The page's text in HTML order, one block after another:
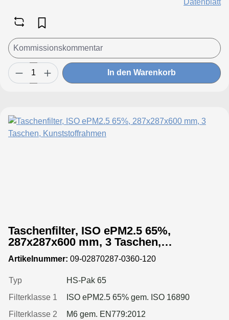
In den Warenkorb
Taschenfilter, ISO ePM2.5 65%,
287x287x600 mm, 3 Taschen,
Kunststoffrahmen
Artikelnummer: 09-02870287-0360-120
Typ
HS-Pak 65
Filterklasse 1
ISO ePM2.5 65% gem. ISO 16890
Filterklasse 2
M6 gem. EN779:2012